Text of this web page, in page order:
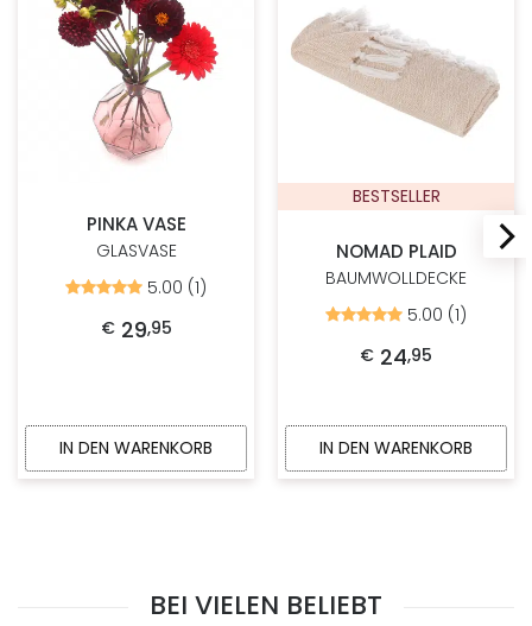
PINKA VASE
GLASVASE
Bewertet
5.00
von
5.00 (1)
€ 29,95
IN DEN WARENKORB
BESTSELLER
NOMAD PLAID
BAUMWOLLDECKE
Bewertet
5.00
von
5.00 (1)
€ 24,95
IN DEN WARENKORB
BEI VIELEN BELIEBT